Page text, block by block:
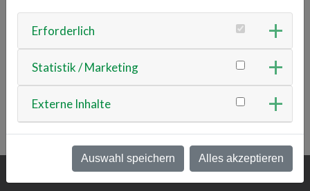
Ansprechpartner
Theresa Mantel
theresa.mantel
horsch.com
Erforderlich
Statistik / Marketing
Externe Inhalte
Auswahl speichern Alles akzeptieren